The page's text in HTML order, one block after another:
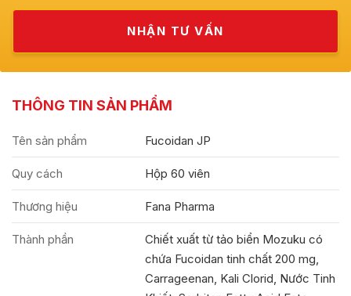
THÔNG TIN SẢN PHẨM
Tên sản phẩm Fucoidan JP
Quy cách Hộp 60 viên
Thương hiệu Fana Pharma
Thành phần
Chiết xuất từ tảo biển Mozuku có
chứa Fucoidan tinh chất 200 mg,
Carrageenan, Kali Clorid, Nước Tinh